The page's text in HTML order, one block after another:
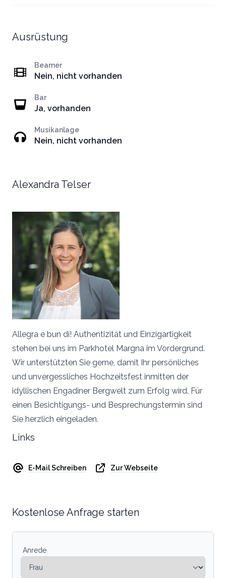
Ausrüstung
Beamer
Nein, nicht vorhanden
Bar
Ja, vorhanden
Musikanlage
Nein, nicht vorhanden
Alexandra Telser
Allegra e bun di! Authentizität und Einzigartigkeit
stehen bei uns im Parkhotel Margna im Vordergrund.
Wir unterstützten Sie gerne, damit Ihr persönliches
und unvergessliches Hochzeitsfest inmitten der
idyllischen Engadiner Bergwelt zum Erfolg wird. Für
einen Besichtigungs- und Besprechungstermin sind
Sie herzlich eingeladen.
Links
E-Mail Schreiben Zur Webseite
Kostenlose Anfrage starten
Anrede